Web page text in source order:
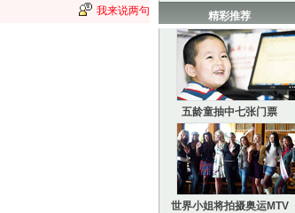
我来说两句 精彩推荐
五龄童抽中七张门票
世界小姐将拍摄奥运MTV